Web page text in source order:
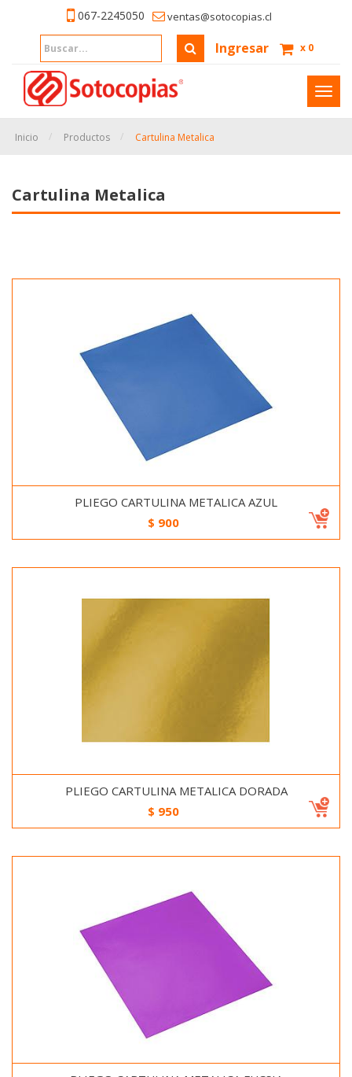
067-2245050 ventas@sotocopias.cl
Ingresar x 0
Inicio Productos Cartulina Metalica
Cartulina Metalica
PLIEGO CARTULINA METALICA AZUL
$ 900
PLIEGO CARTULINA METALICA DORADA
$ 950